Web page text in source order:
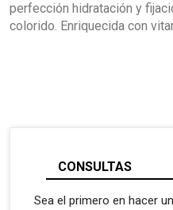
perfección hidratación y
colorido. Enriquecida con
CONSULTAS
Sea el primero en hacer